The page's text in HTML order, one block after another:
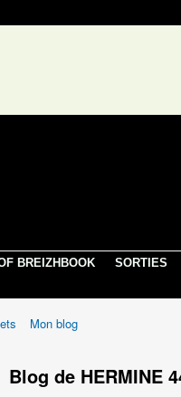
BREIZHBOOK SORTIES
Mon blog
Blog de HERMINE